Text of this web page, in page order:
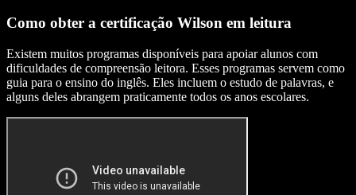
Como obter a certificação Wilson em leitura
Existem muitos programas disponíveis para apoiar alunos com
dificuldades de compreensão leitora. Esses programas servem como
guia para o ensino do inglês. Eles incluem o estudo de palavras, e
alguns deles abrangem praticamente todos os anos escolares.